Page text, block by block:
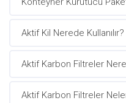
Aktif Kil Nerede Kullanılır?
Aktif Karbon Filtreler
Aktif Karbon Filtreler